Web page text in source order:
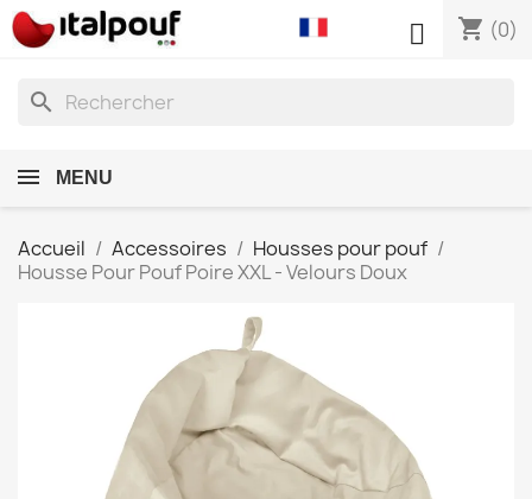
shopping_cart (0)

search
MENU
Accueil Accessoires
Housses pour pouf
Housse Pour Pouf Poire XXL - Velours Doux